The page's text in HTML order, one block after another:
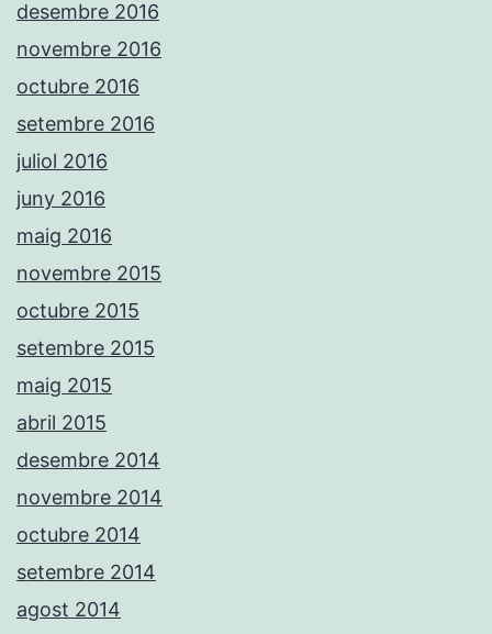
desembre 2016
novembre 2016
octubre 2016
setembre 2016
juliol 2016
juny 2016
maig 2016
novembre 2015
octubre 2015
setembre 2015
maig 2015
abril 2015
desembre 2014
novembre 2014
octubre 2014
setembre 2014
agost 2014